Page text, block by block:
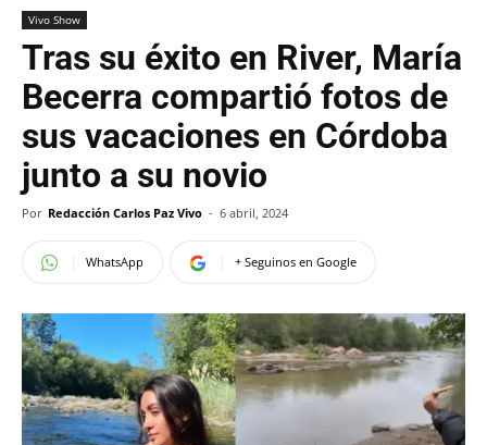
Vivo Show
Tras su éxito en River, María
Becerra compartió fotos de
sus vacaciones en Córdoba
junto a su novio
Por Redacción Carlos Paz Vivo - 6 abril, 2024
WhatsApp + Seguinos en Google